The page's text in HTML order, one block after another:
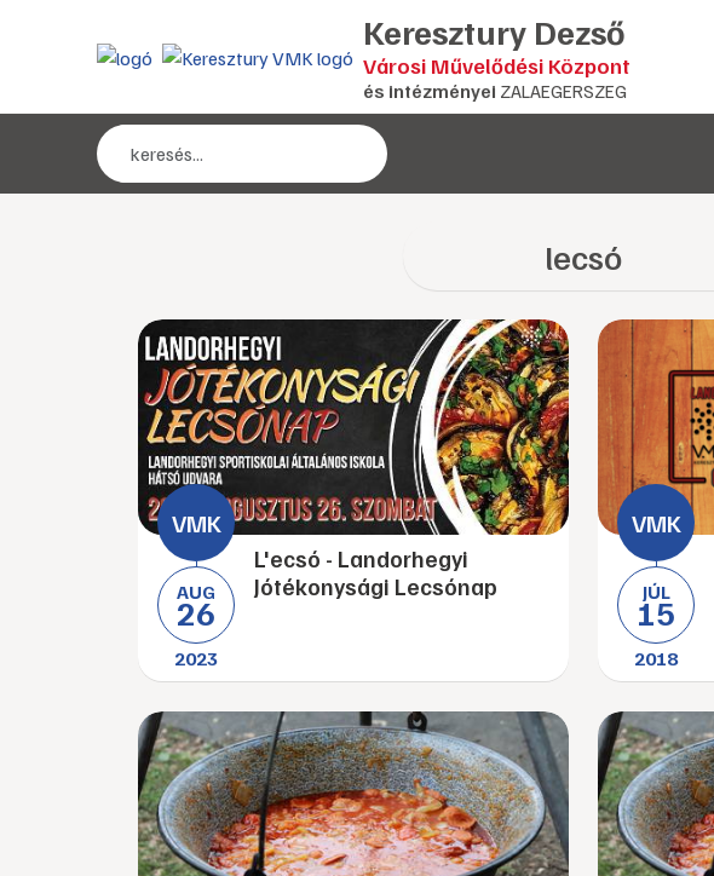
Keresztury Dezső
Városi Művelődési Központ
és intézményei ZALAEGERSZEG
lecsó
AUG
26
2023
L'ecsó - Landorhegyi
Jótékonysági Lecsónap
JÚL
15
2018